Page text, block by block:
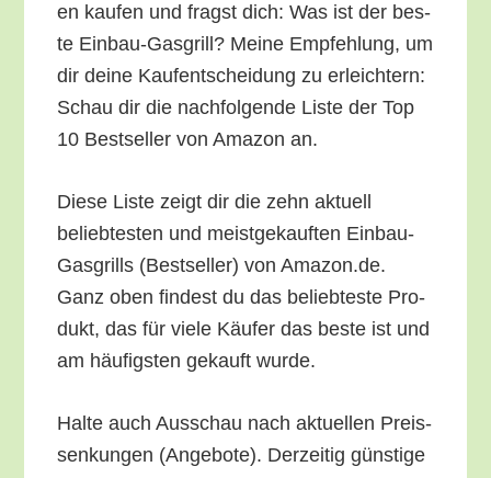
en kau­fen und fragst dich: Was ist der bes­
te Ein­bau-Gas­grill? Mei­ne Emp­feh­lung, um
dir dei­ne Kauf­ent­schei­dung zu erleich­tern:
Schau dir die nach­fol­gen­de Lis­te der Top
10 Best­sel­ler von Ama­zon an.
Die­se Lis­te zeigt dir die zehn aktu­ell
belieb­tes­ten und meist­ge­kauf­ten Ein­bau-
Gas­grills (Best­sel­ler) von Amazon.de.
Ganz oben fin­dest du das belieb­tes­te Pro­
dukt, das für vie­le Käu­fer das bes­te ist und
am häu­figs­ten gekauft wurde.
Hal­te auch Aus­schau nach aktu­el­len Preis­
sen­kun­gen (Ange­bo­te). Der­zei­tig güns­ti­ge